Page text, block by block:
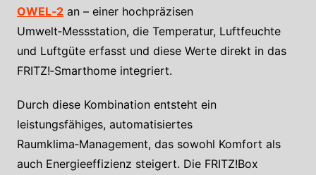
OWEL‑2an – einer hochpräzisen
Umwelt‑Messstation, die Temperatur, Luftfeuchte
und Luftgüte erfasst und diese Werte direkt in das
FRITZ!‑Smarthome integriert.
Durch diese Kombination entsteht ein
leistungsfähiges, automatisiertes
Raumklima‑Management, das sowohl Komfort als
auch Energieeffizienz steigert. Die FRITZ!Box